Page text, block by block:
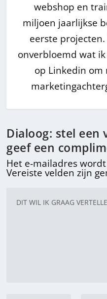
webshop en
miljoen jaarlijkse
eerste
onverbloemd wat
op Linkedin om
Dialoog: stel een
geef een
Het e-mailadres
Vereiste velden zijn